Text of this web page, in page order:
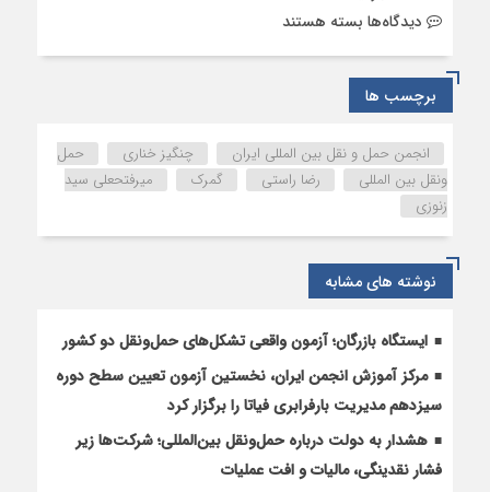
دیدگاه‌ها برای
اقدامات
شایسته
رضا
راستی
اسبق
دفتر
ترانزیت
ج.ا.ا
بسته هستند
برچسب ها
انجمن حمل و نقل بین المللی ایران چنگیز خناری
حمل
ونقل بین المللی
رضا راستی گمرک
میرفتحعلی سید
زنوزی
نوشته های مشابه
ایستگاه بازرگان؛ آزمون واقعی تشکل‌‌های حمل‌ونقل دو کشور
مرکز آموزش انجمن ایران، نخستین آزمون تعیین سطح دوره
سیزدهم مدیریت بارفرابری فیاتا را برگزار کرد
هشدار به دولت درباره حمل‌ونقل بین‌المللی؛ شرکت‌ها زیر
فشار نقدینگی، مالیات و افت عملیات